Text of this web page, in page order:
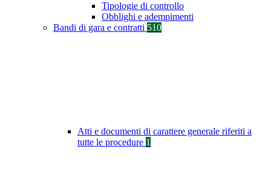
Tipologie di controllo
Obblighi e adempimenti
Bandi di gara e contratti 510
Atti e documenti di carattere generale riferiti a
tutte le procedure 1